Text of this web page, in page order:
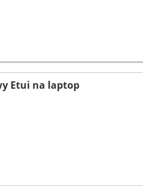
Etui na laptop